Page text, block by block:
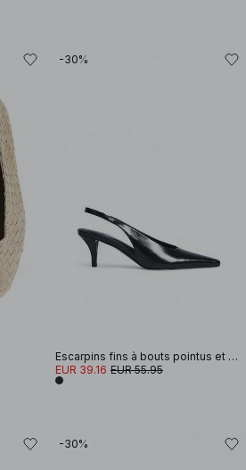
-30%
Escarpins fins à bouts pointus et brides arrière
EUR 39.16 EUR 55.95
-30%